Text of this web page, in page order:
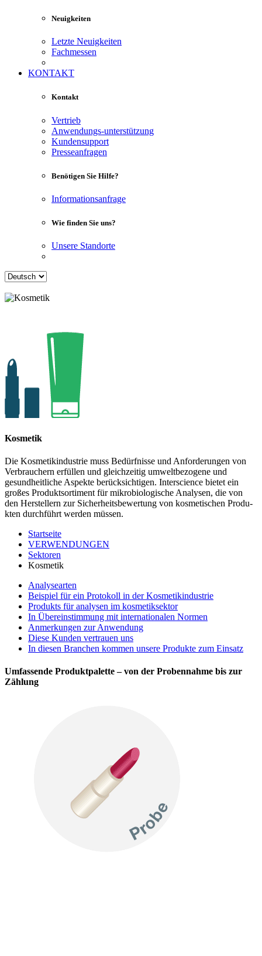
Neuigkeiten
Letzte Neuigkeiten
Fachmessen
KONTAKT
Kontakt
Vertrieb
Anwendungs-unterstützung
Kundensupport
Presseanfragen
Benötigen Sie Hilfe?
Informationsanfrage
Wie finden Sie uns?
Unsere Standorte
Kosmetik
Die Kosmetikindustrie muss Bedürfnisse und Anforderungen von
Verbrauchern erfüllen und gleichzeitig umweltbezogene und
gesund­heitliche Aspekte berücksichtigen. Interscience bietet ein
großes Produk­tsorti­ment für mikro­bio­logi­sche Analysen, die von
den Hers­tellern zur Sicher­heits­bewer­tung von kosme­tischen Produ­
kten durch­führt werden müssen.
Startseite
VERWENDUNGEN
Sektoren
Kosmetik
Analysearten
Beispiel für ein Protokoll in der Kosmetikindustrie
Produkts für analysen im kosmetiksektor
In Übereinstimmung mit internationalen Normen
Anmerkungen zur Anwendung
Diese Kunden vertrauen uns
In diesen Branchen kommen unsere Produkte zum Einsatz
Umfassende Produktpalette – von der Probennahme bis zur
Zählung